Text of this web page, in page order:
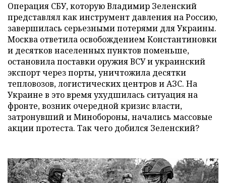
Операция СБУ, которую Владимир Зеленский
представлял как инструмент давления на Россию,
завершилась серьезными потерями для Украины.
Москва ответила освобождением Константиновки
и десятков населенных пунктов поменьше,
остановила поставки оружия ВСУ и украинский
экспорт через порты, уничтожила десятки
тепловозов, логистических центров и АЗС. На
Украине в это время ухудшилась ситуация на
фронте, возник очередной кризис власти,
затронувший и Минобороны, начались массовые
акции протеста. Так чего добился Зеленский?